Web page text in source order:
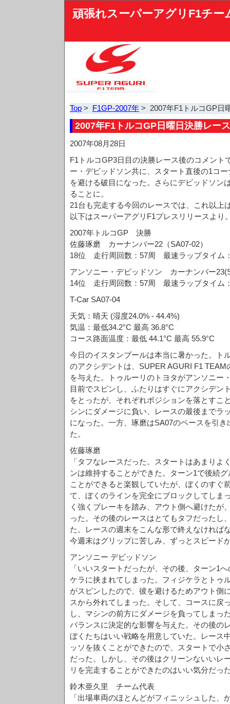
頑張れスーパーアグリF1チー
Top > F1GP-2007年 > 2007年F1トルコGP日
2007年F1トルコGP日曜日決勝レー
2007年08月28日
F1トルコGP3日目の決勝レース後のコメント
ー・デビッドソン共に、スタート直後の1コ
を避ける破目になった。さらにデビッドソン
ることに。
21台も完走する今回のレースでは、これ以上
以下はスーパーアグリF1プレスリリースより
2007年トルコGP 決勝
佐藤琢磨 カーナンバー22（SA07-02）
18位 走行周回数：57周 最速ラップタイム
アンソニー・デビッドソン カーナンバー
14位 走行周回数：57周 最速ラップタイム
T-Car SA07-04
天気：晴天 (湿度24.0% - 44.4%)
気温：最低34.2°C 最高 36.8°C
コース路面温度：最低 44.1°C 最高 55.9°C
今日のイスタンブールは本当に暑かった。ト
のアクシデントは、SUPER AGURI F1
を与えた。トゥルーリのトヨタがアンソニー
目前でスピンし、ふたりはすぐにアクシデン
をとったが、それぞれポジションを落とすこ
シンにダメージに負い、レースの最後までラ
になった。一方、琢磨はSA07のペースを引
た。
佐藤琢磨
「タフなレースだった。スタートはあまりよ
ンは維持することができた。ターン1で後続
ことができると楽観していたが、ぼくのすぐ
て、ぼくのラインを完全にブロックしてしま
く強くブレーキを踏み、アウト側へ避けたが
った。その後のレースはとてもタフだったし
た。レースの週末をこんな形で終えなければ
今週末はグリップに苦しみ、ずっとスピード
アンソニー デビッドソン
「いいスタートだったが、その後、ターン1
ケラに挟まれてしまった。フィジケラとトゥ
がスピンしたので、彼を避けるためアウト側
スから外れてしまった。そして、コースに戻
し、マシンの前方にダメージを負ってしまっ
バランスに決定的な影響を与えた。その後の
ぼくたちはいい戦略を用意していた。レース
ッソを抜くことができたので、スタートで小
だった。しかし、その後はクリーンないいレ
リを完走することができたのはいい気分だっ
鈴木亜久里 チーム代表
「出場車両のほとんどがフィニッシュした、